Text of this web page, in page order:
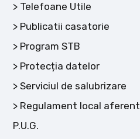
Telefoane Utile
Publicatii casatorie
Program STB
Protecția datelor
Serviciul de salubrizare
Regulament local aferent
P.U.G.